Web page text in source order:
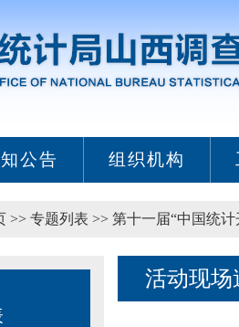
公告 组织机构
>> 专题列表 >> 第十一届“中国统计
活动现场